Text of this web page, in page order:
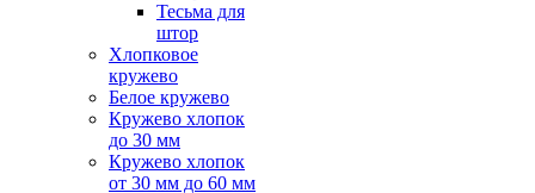
Тесьма для
штор
Хлопковое
кружево
Белое кружево
Кружево хлопок
до 30 мм
Кружево хлопок
от 30 мм до 60 мм